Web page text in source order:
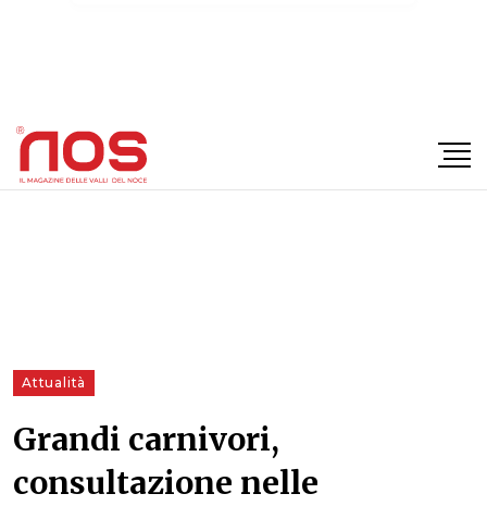
Attualità
Grandi carnivori,
consultazione nelle